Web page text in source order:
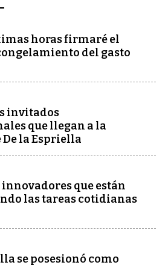
horas firmaré el
del gasto
invitados
que llegan a la
De la Espriella
innovadores que están
las tareas cotidianas
se posesionó como